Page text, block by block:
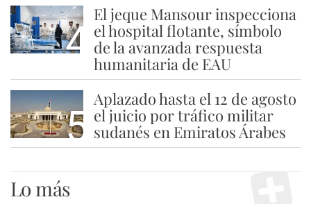
4
El jeque Mansour inspecciona
el hospital flotante, símbolo
de la avanzada respuesta
humanitaria de EAU
5
Aplazado hasta el 12 de agosto
el juicio por tráfico militar
sudanés en Emiratos Árabes
Lo más